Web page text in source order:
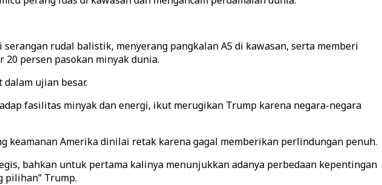
rudal balistik, menyerang pangkalan AS di kawasan, serta memberi
persen pasokan minyak dunia.
ujian besar.
fasilitas minyak dan energi, ikut merugikan Trump karena negara-negara
keamanan Amerika dinilai retak karena gagal memberikan perlindungan penuh.
bahkan untuk pertama kalinya menunjukkan adanya perbedaan kepentingan
pilihan” Trump.